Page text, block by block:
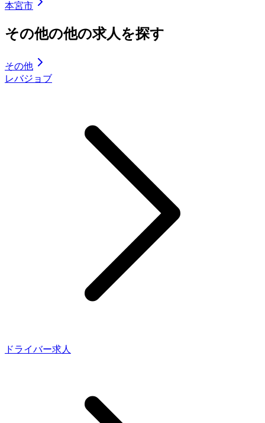
本宮市
その他の他の求人を探す
その他
レバジョブ
ドライバー求人